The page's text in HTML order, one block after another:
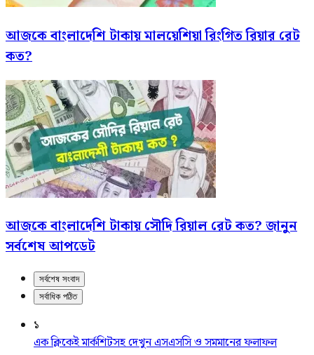
আজকে বাংলাদেশি টাকায় মালয়েশিয়া রিংগিত রিয়ার রেট
কত?
আজকে বাংলাদেশি টাকায় সৌদি রিয়াল রেট কত? জানুন
সর্বশেষ আপডেট
সর্বশেষ সংবাদ
সর্বাধিক পঠিত
১
এক ক্লিকেই মার্কশিটসহ দেখুন এসএসসি ও সমমানের ফলাফল